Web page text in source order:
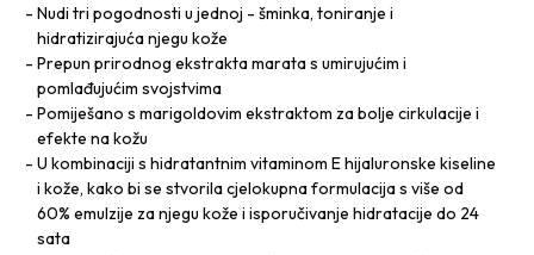
Nudi tri pogodnosti u jednoj - šminka, toniranje i
hidratizirajuća njegu kože
Prepun prirodnog ekstrakta marata s umirujućim i
pomlađujućim svojstvima
Pomiješano s marigoldovim ekstraktom za bolje cirkulacije i
efekte na kožu
U kombinaciji s hidratantnim vitaminom E hijaluronske kiseline
i kože, kako bi se stvorila cjelokupna formulacija s više od
60% emulzije za njegu kože i isporučivanje hidratacije do 24
sata